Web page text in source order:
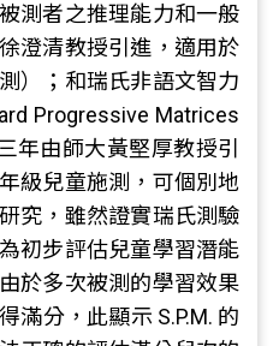
測者之推理能力和一般
澄清教授引進，適用於
）；和瑞氏非語文智力
Progressive Matrices
年由師大黃堅厚教授引
級兒童施測，可個別地
究，雖然證實瑞氏測驗
初步評估兒童學習潛能
於多次被測的學習效果
滿分，此顯示 S.P.M. 的